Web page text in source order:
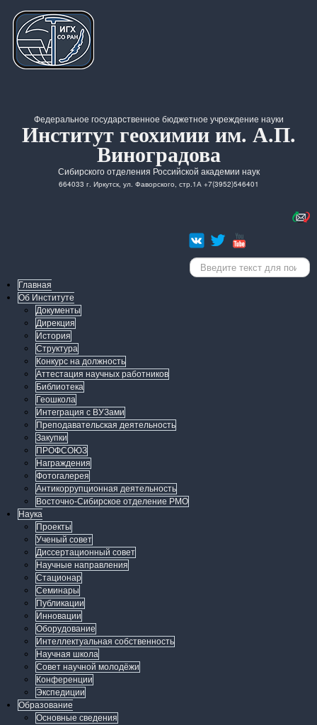
Федеральное государственное бюджетное учреждение науки
Институт геохимии им. А.П.
Виноградова
Сибирского отделения Российской академии наук
664033 г. Иркутск, ул. Фаворского, стр.1А +7(3952)546401
Искать...
Главная
Об Институте
Документы
Дирекция
История
Структура
Конкурс на должность
Аттестация научных работников
Библиотека
Геошкола
Интеграция с ВУЗами
Преподавательская деятельность
Закупки
ПРОФСОЮЗ
Награждения
Фотогалерея
Антикоррупционная деятельность
Восточно-Сибирское отделение РМО
Наука
Проекты
Ученый совет
Диссертационный совет
Научные направления
Стационар
Семинары
Публикации
Инновации
Оборудование
Интеллектуальная собственность
Научная школа
Совет научной молодёжи
Конференции
Экспедиции
Образование
Основные сведения